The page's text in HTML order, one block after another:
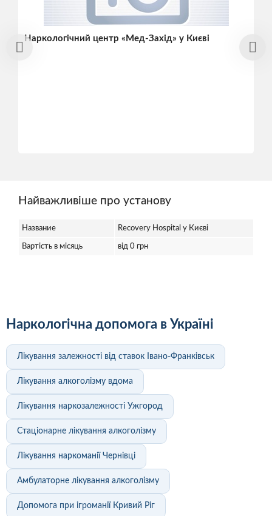
Наркологічний центр «Мед-Захід» у Києві
Найважливіше про установу
Название Recovery Hospital у Києві
Вартість в місяць від 0 грн
Наркологічна допомога в Україні
Лікування залежності від ставок Івано-Франківськ
Лікування алкоголізму вдома
Лікування наркозалежності Ужгород
Стаціонарне лікування алкоголізму
Лікування наркоманії Чернівці
Амбулаторне лікування алкоголізму
Допомога при ігроманії Кривий Ріг